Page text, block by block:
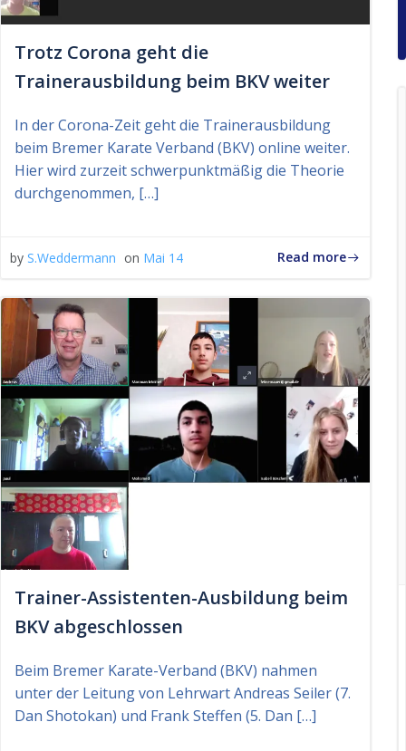
Trotz Corona geht die
Trainerausbildung beim BKV weiter
In der Corona-Zeit geht die Trainerausbildung
beim Bremer Karate Verband (BKV) online weiter.
Hier wird zurzeit schwerpunktmäßig die Theorie
durchgenommen, […]
by S.Weddermann on Mai 14 Read more
Trainer-Assistenten-Ausbildung beim
BKV abgeschlossen
Beim Bremer Karate-Verband (BKV) nahmen
unter der Leitung von Lehrwart Andreas Seiler (7.
Dan Shotokan) und Frank Steffen (5. Dan […]